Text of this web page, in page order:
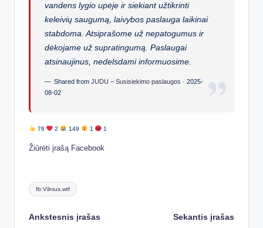
vandens lygio upėje ir siekiant užtikrinti
keleivių saugumą, laivybos paslauga laikinai
stabdoma. Atsiprašome už nepatogumus ir
dėkojame už supratingumą. Paslaugai
atsinaujinus, nedelsdami informuosime.
Shared from JUDU – Susisiekimo paslaugos · 2025-
08-02
76 2 149 1 1
Žiūrėti įrašą Facebook
Tags:
fb:Vilnius.wtf
Post
Ankstesnis įrašas Sekantis įrašas